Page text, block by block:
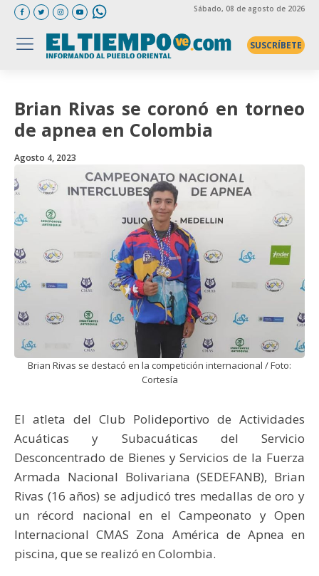
Sábado, 08 de agosto de 2026
SUSCRÍBETE
Brian Rivas se coronó en torneo
de apnea en Colombia
Agosto 4, 2023
Brian Rivas se destacó en la competición internacional / Foto:
Cortesía
El atleta del Club Polideportivo de Actividades
Acuáticas y Subacuáticas del Servicio
Desconcentrado de Bienes y Servicios de la Fuerza
Armada Nacional Bolivariana (SEDEFANB), Brian
Rivas (16 años) se adjudicó tres medallas de oro y
un récord nacional en el Campeonato y Open
Internacional CMAS Zona América de Apnea en
piscina, que se realizó en Colombia.